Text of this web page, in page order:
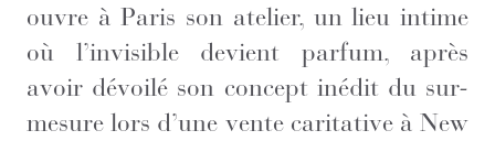
ouvre à Paris son atelier, un lieu intime
où l’invisible devient parfum, après
avoir dévoilé son concept inédit du sur-
mesure lors d’une vente caritative à New